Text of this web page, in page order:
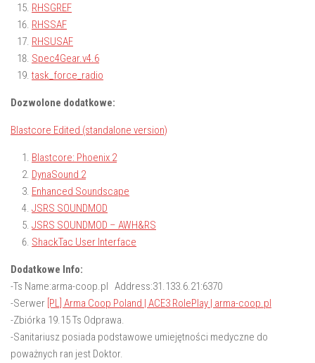
RHSGREF
RHSSAF
RHSUSAF
Spec4Gear.v4.6
task_force_radio
Dozwolone dodatkowe:
Blastcore Edited (standalone version)
Blastcore: Phoenix 2
DynaSound 2
Enhanced Soundscape
JSRS SOUNDMOD
JSRS SOUNDMOD – AWH&RS
ShackTac User Interface
Dodatkowe Info:
-Ts Name:arma-coop.pl Address:31.133.6.21:6370
-Serwer [PL] Arma Coop Poland | ACE3 RolePlay | arma-coop.pl
-Zbiórka 19.15Ts Odprawa.
-Sanitariusz posiada podstawowe umiejętności medyczne do
poważnych ran jest Doktor.